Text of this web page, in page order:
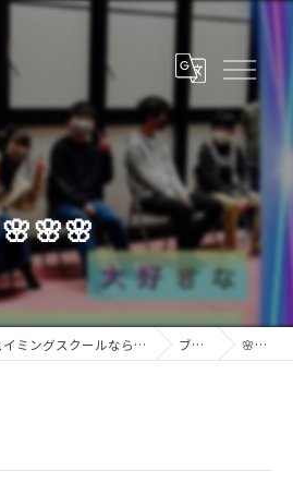
🌸🌸🌸
蟹江町、中川区周辺のスイミングスクールならケーニーズクラブ ブログ 🌸🌸🌸